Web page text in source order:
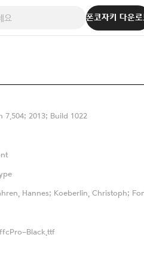
폰코자키 다운로
7.504; 2013; Build 1022
Hannes; Koeberlin, Christoph;
Black.ttf